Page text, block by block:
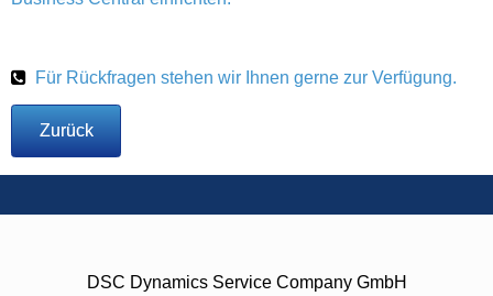
Für Rückfragen stehen wir Ihnen gerne zur Verfügung.
Zurück
DSC Dynamics Service Company GmbH